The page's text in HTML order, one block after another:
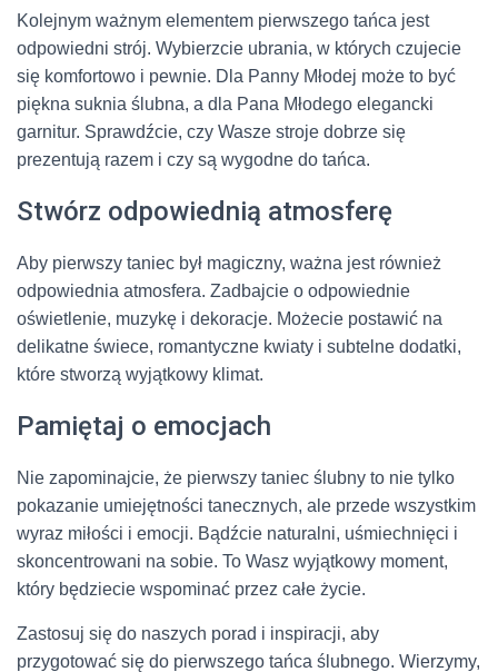
Kolejnym ważnym elementem pierwszego tańca jest
odpowiedni strój. Wybierzcie ubrania, w których czujecie
się komfortowo i pewnie. Dla Panny Młodej może to być
piękna suknia ślubna, a dla Pana Młodego elegancki
garnitur. Sprawdźcie, czy Wasze stroje dobrze się
prezentują razem i czy są wygodne do tańca.
Stwórz odpowiednią atmosferę
Aby pierwszy taniec był magiczny, ważna jest również
odpowiednia atmosfera. Zadbajcie o odpowiednie
oświetlenie, muzykę i dekoracje. Możecie postawić na
delikatne świece, romantyczne kwiaty i subtelne dodatki,
które stworzą wyjątkowy klimat.
Pamiętaj o emocjach
Nie zapominajcie, że pierwszy taniec ślubny to nie tylko
pokazanie umiejętności tanecznych, ale przede wszystkim
wyraz miłości i emocji. Bądźcie naturalni, uśmiechnięci i
skoncentrowani na sobie. To Wasz wyjątkowy moment,
który będziecie wspominać przez całe życie.
Zastosuj się do naszych porad i inspiracji, aby
przygotować się do pierwszego tańca ślubnego. Wierzymy,